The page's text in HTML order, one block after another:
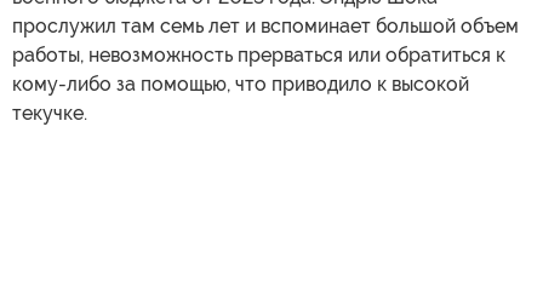
прослужил там семь лет и вспоминает большой объем
работы, невозможность прерваться или обратиться к
кому-либо за помощью, что приводило к высокой
текучке.